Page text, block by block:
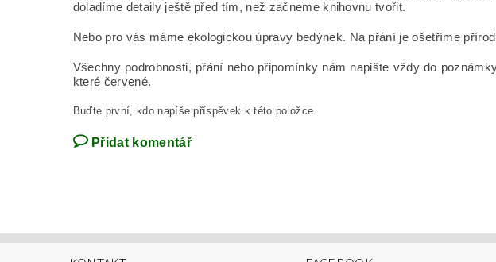
doladíme detaily ještě před tím, než začneme knihovnu tvořit.
Nebo pro vás máme ekologickou úpravy bedýnek. Na přání je ošetříme
Všechny podrobnosti, přání nebo připomínky nám napište vždy do
které červené.
Buďte první, kdo napíše příspěvek k této položce.
Přidat komentář